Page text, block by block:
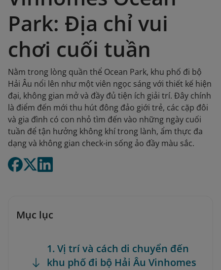
Park: Địa chỉ vui
chơi cuối tuần
Nằm trong lòng quần thể Ocean Park, khu phố đi bộ
Hải Âu nổi lên như một viên ngọc sáng với thiết kế hiện
đại, không gian mở và đầy đủ tiện ích giải trí. Đây chính
là điểm đến mới thu hút đông đảo giới trẻ, các cặp đôi
và gia đình có con nhỏ tìm đến vào những ngày cuối
tuần để tận hưởng không khí trong lành, ẩm thực đa
dạng và không gian check-in sống ảo đầy màu sắc.
Mục lục
1. Vị trí và cách di chuyển đến
khu phố đi bộ Hải Âu Vinhomes